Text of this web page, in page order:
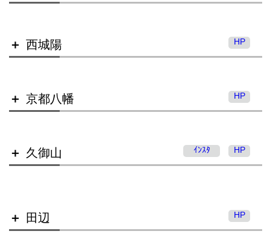
莵道高等学校
城南菱創高等学校
城陽高等学校
西城陽 HP
西城陽高等学校
京都八幡 HP
京都八幡高等学校 北キャンパス
久御山 ｲﾝｽﾀ HP
田辺 HP